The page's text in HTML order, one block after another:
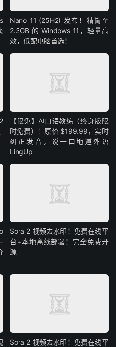
Nano 11 (25H2) 发布！精简至
2.3GB 的 Windows 11，轻量高
效，低配电脑首选！
【限免】AI口语教练（终身版限
时免费）！原价 $199.99，实时
纠正发音，说一口地道外语
LingUp
Sora 2 视频去水印！免费在线平
台+本地离线部署！完全免费开
源
Sora 2 视频去水印！免费在线平